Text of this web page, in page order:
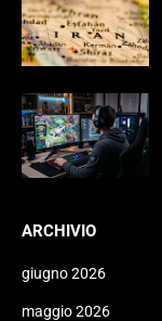
ARCHIVIO
giugno 2026
maggio 2026